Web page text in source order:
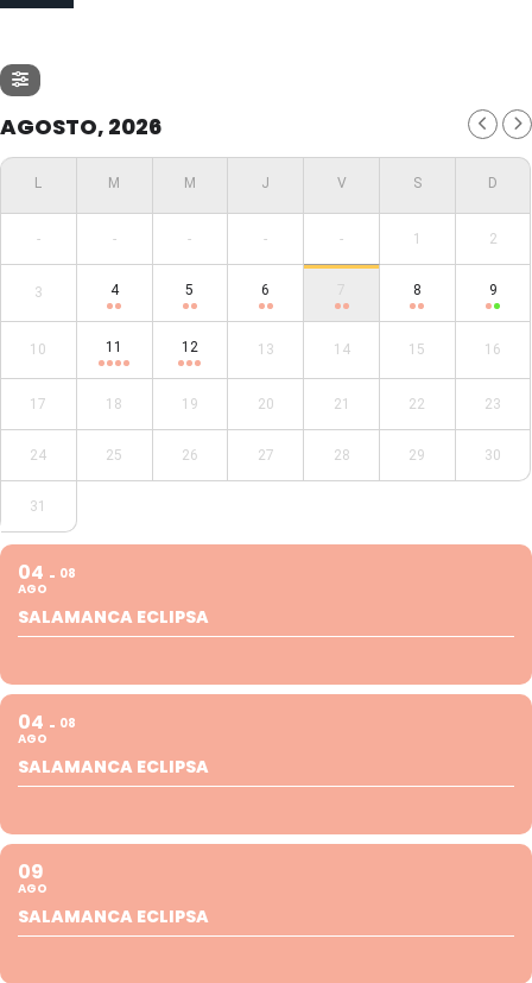
AGOSTO, 2026
- - - - - 1 2
3 4 5 6 7 8 9
10 11 12 13 14 15 16
17 18 19 20 21 22 23
24 25 26 27 28 29 30
31
04
AGO
08
SALAMANCA ECLIPSA
04
AGO
08
SALAMANCA ECLIPSA
09
AGO
SALAMANCA ECLIPSA